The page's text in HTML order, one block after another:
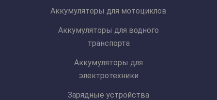
Аккумуляторы для мотоциклов
Аккумуляторы для водного
транспорта
Аккумуляторы для
электротехники
Зарядные устройства